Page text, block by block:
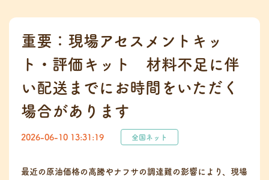
重要：現場アセスメントキッ
ト・評価キット 材料不足に伴
い配送までにお時間をいただく
場合があります
2026-06-10 13:31:19 全国ネット
最近の原油価格の高騰やナフサの調達難の影響により、現場